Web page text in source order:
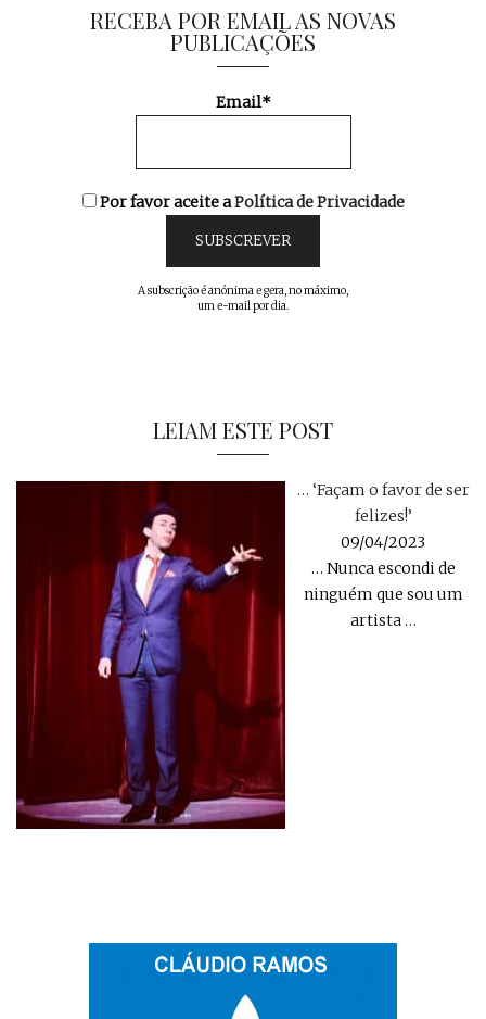
RECEBA POR EMAIL AS NOVAS
PUBLICAÇÕES
Email*
Por favor aceite aPolítica de Privacidade
A subscrição é anónima e gera, no máximo,
um e-mail por dia.
LEIAM ESTE POST
… ‘Façam o favor de ser
felizes!’
09/04/2023
… Nunca escondi de
ninguém que sou um
artista …